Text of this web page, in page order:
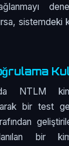
sistemdeki
NTLM
bir test
bir